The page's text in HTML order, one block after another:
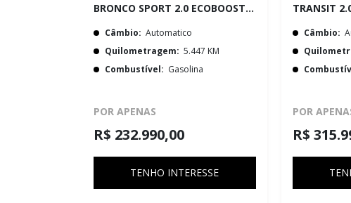
BRONCO SPORT 2.0 ECOBOOST GASOLINA BADLANDS 4X4 SELECTSHIFT
Câmbio: Automatico
Quilometragem: 5.447 KM
Combustível: Gasolina
POR APENAS
R$ 232.990,00
TENHO INTERESSE
Câmbio:
POR
R$